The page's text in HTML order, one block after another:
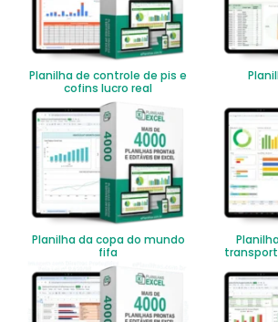
Planilha de controle de pis e
cofins lucro real
Planilha da copa do mundo
fifa